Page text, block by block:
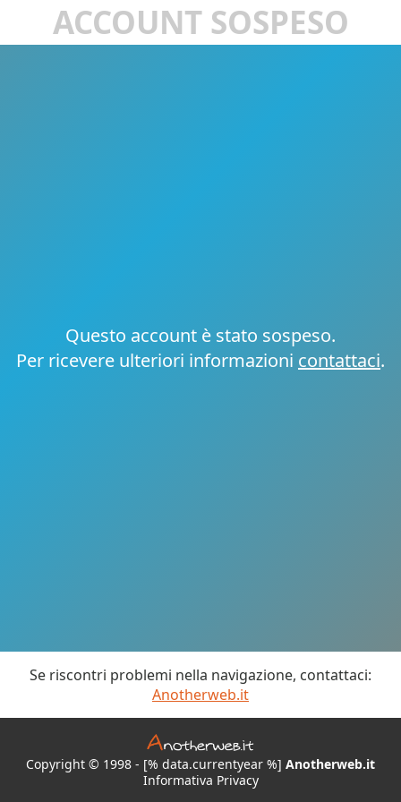
ACCOUNT SOSPESO
Questo account è stato sospeso.
Per ricevere ulteriori informazioni contattaci.
Se riscontri problemi nella navigazione, contattaci:
Anotherweb.it
Copyright © 1998 - [% data.currentyear %] Anotherweb.it
Informativa Privacy